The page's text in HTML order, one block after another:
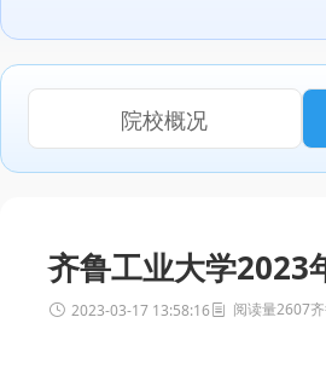
院校概况
齐鲁工业大学2023
2023-03-17 13:58:16 阅读量2607